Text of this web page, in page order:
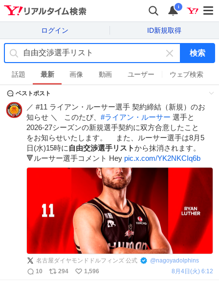
i
ログイン ID新規取得
キ
ー
ワ
ド
を
消
す
検索
話題 最新 画像 動画 ユーザー ウェブ検索
ベストポスト
／ #11 ライアン・ルーサー選手 契約締結（新規）のお
知らせ ＼ このたび、 #ライアン・ルーサー 選手と
2026-27シーズンの新規選手契約に双方合意したこと
をお知らせいたします。 また、ルーサー選手は8月5
日(水)15時に 自由交渉選手リストから抹消されます。
🔻ルーサー選手コメント Hey pic.x.com/YK2NKCIq6b
名古屋ダイヤモンドドルフィンズ 公式 @nagoyadolphins
10
294 1,596 8月4日(火) 6:12